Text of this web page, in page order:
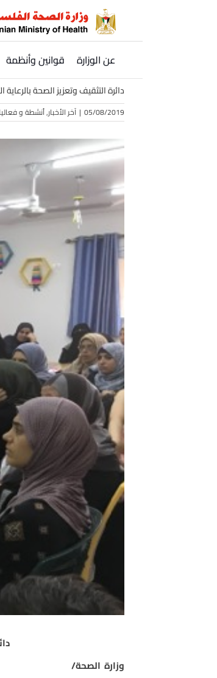
عن الوزارة قوانين وأنظمة
دائرة التثقيف وتعزيز الصحة
05/08/2019
| آخر الأخبار,أنشطة و
وزارة الصحة/